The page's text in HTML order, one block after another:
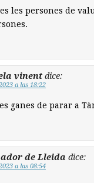
les persones de
vinent dice:
a las 18:22
ganes de parar a
de Lleida dice:
a las 08:54